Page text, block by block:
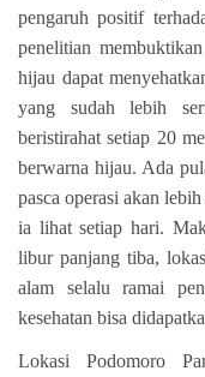
pengaruh positif
penelitian
hijau dapat
yang sudah lebih
beristirahat setiap 20
berwarna hijau. Ada
pasca operasi akan
ia lihat setiap hari.
libur panjang tiba,
alam selalu ramai
kesehatan bisa
Lokasi Podomoro